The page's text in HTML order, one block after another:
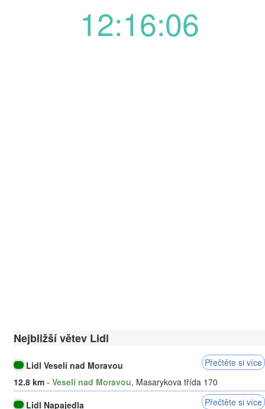
12:16:06
Nejbližší větev Lidl
Lidl Veselí nad Moravou
Přečtěte si více
12.8 km - Veselí nad Moravou, Masarykova třída 170
Lidl Napajedla
Přečtěte si více